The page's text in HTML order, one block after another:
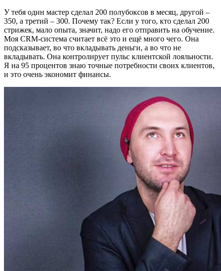
У тебя один мастер сделал 200 полубоксов в месяц, другой –
350, а третий – 300. Почему так? Если у того, кто сделал 200
стрижек, мало опыта, значит, надо его отправить на обучение.
Моя CRM-система считает всё это и ещё много чего. Она
подсказывает, во что вкладывать деньги, а во что не
вкладывать. Она контролирует пульс клиентской лояльности.
Я на 95 процентов знаю точные потребности своих клиентов,
и это очень экономит финансы.